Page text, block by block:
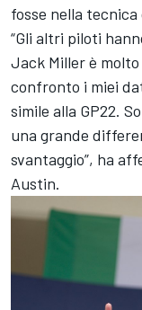
fosse nella tecnica
“Gli altri piloti
Jack Millerè
confronto i miei
simile alla GP22.
una grande
svantaggio”, ha
Austin.